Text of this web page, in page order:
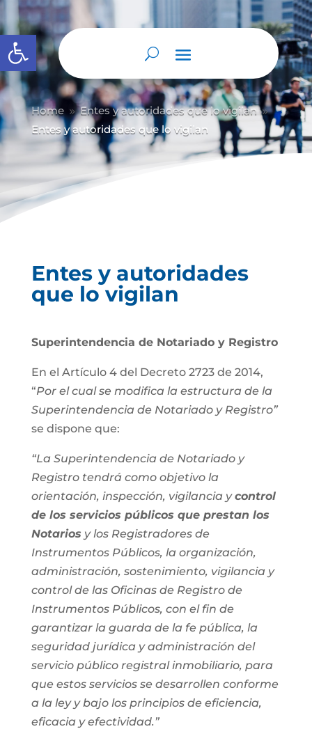
Abrir barra de herramientas
Home 9 Entes y autoridades que lo vigilan 9
Entes y autoridades que lo vigilan
Entes y autoridades
que lo vigilan
Superintendencia de Notariado y Registro
En el Artículo 4 del Decreto 2723 de 2014,
“Por el cual se modifica la estructura de la
Superintendencia de Notariado y Registro”
se dispone que:
“La Superintendencia de Notariado y
Registro tendrá como objetivo la
orientación, inspección, vigilancia ycontrol
de los servicios públicos que prestan los
Notarios y los Registradores de
Instrumentos Públicos, la organización,
administración, sostenimiento, vigilancia y
control de las Oficinas de Registro de
Instrumentos Públicos, con el fin de
garantizar la guarda de la fe pública, la
seguridad jurídica y administración del
servicio público registral inmobiliario, para
que estos servicios se desarrollen conforme
a la ley y bajo los principios de eficiencia,
eficacia y efectividad.”